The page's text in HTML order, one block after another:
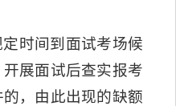
时间到面试考场候
展面试后查实报考
，由此出现的缺额